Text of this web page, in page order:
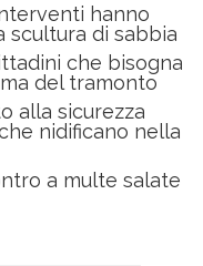
hanno
scultura di sabbia
che bisogna
del tramonto
alla sicurezza
nidificano nella
a multe salate